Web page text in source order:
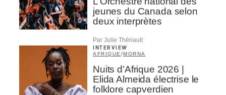
jeunes du Canada selon
deux interprètes
Par Julie Thériault
INTERVIEW
AFRIQUE /MORNA
Nuits d’Afrique 2026 |
Elida Almeida électrise le
folklore capverdien